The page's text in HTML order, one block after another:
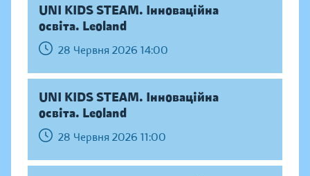
UNI KIDS STEAM. Інноваційна
освіта. Leoland
28 Червня 2026 14:00
UNI KIDS STEAM. Інноваційна
освіта. Leoland
28 Червня 2026 11:00